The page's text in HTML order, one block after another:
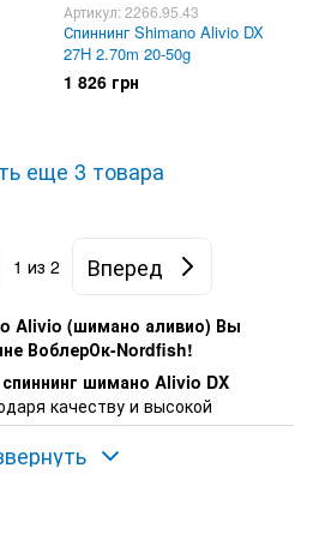
Артикул: 2266.95.43
Спиннинг Shimano Alivio DX
27H 2.70m 20-50g
1 826 грн
еще 3 товара
1 из 2 Вперед
Alivio (шимано аливио) Вы
ВоблерОк-Nordfish!
спиннинг шимано Alivio DX
качеству и высокой
долго даже в самых
Бланк спиннинга изготовлен на